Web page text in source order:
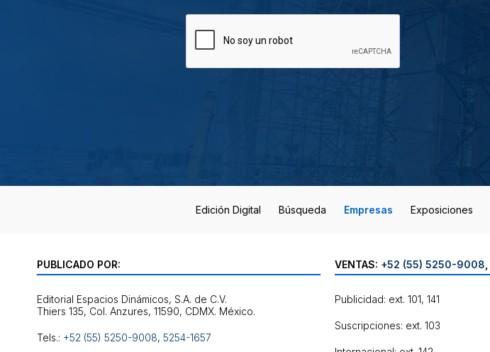
Edición Digital Búsqueda Empresas Exposiciones
PUBLICADO POR:
Editorial Espacios Dinámicos, S.A. de C.V.
Tels.: +52 (55) 5250-9008, 5254-1657
VENTAS: +52 (55) 5250-9008
Publicidad: ext. 101, 141
Suscripciones: ext. 103